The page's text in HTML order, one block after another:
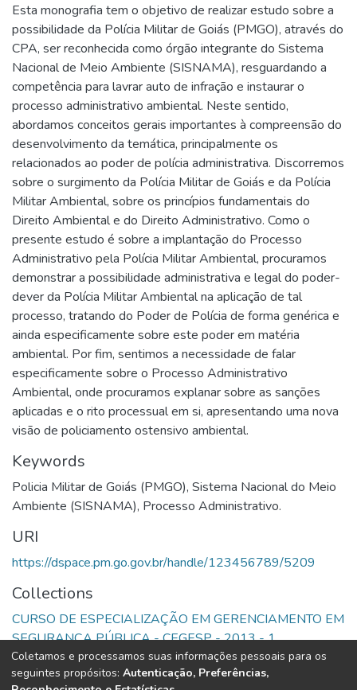
Esta monografia tem o objetivo de realizar estudo sobre a
possibilidade da Polícia Militar de Goiás (PMGO), através do
CPA, ser reconhecida como órgão integrante do Sistema
Nacional de Meio Ambiente (SISNAMA), resguardando a
competência para lavrar auto de infração e instaurar o
processo administrativo ambiental. Neste sentido,
abordamos conceitos gerais importantes à compreensão do
desenvolvimento da temática, principalmente os
relacionados ao poder de polícia administrativa. Discorremos
sobre o surgimento da Polícia Militar de Goiás e da Polícia
Militar Ambiental, sobre os princípios fundamentais do
Direito Ambiental e do Direito Administrativo. Como o
presente estudo é sobre a implantação do Processo
Administrativo pela Polícia Militar Ambiental, procuramos
demonstrar a possibilidade administrativa e legal do poder-
dever da Polícia Militar Ambiental na aplicação de tal
processo, tratando do Poder de Polícia de forma genérica e
ainda especificamente sobre este poder em matéria
ambiental. Por fim, sentimos a necessidade de falar
especificamente sobre o Processo Administrativo
Ambiental, onde procuramos explanar sobre as sanções
aplicadas e o rito processual em si, apresentando uma nova
visão de policiamento ostensivo ambiental.
Keywords
Policia Militar de Goiás (PMGO), Sistema Nacional do Meio
Ambiente (SISNAMA), Processo Administrativo.
URI
https://dspace.pm.go.gov.br/handle/123456789/5209
Collections
CURSO DE ESPECIALIZAÇÃO EM GERENCIAMENTO EM
SEGURANÇA PÚBLICA - CEGESP - 2013 - 1
Full item page
Coletamos e processamos suas informações pessoais para os
seguintes propósitos: Autenticação, Preferências,